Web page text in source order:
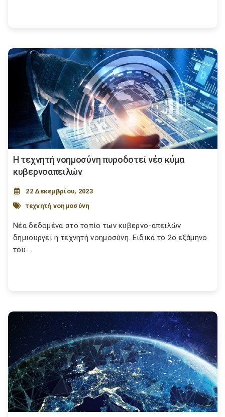
Η τεχνητή νοημοσύνη πυροδοτεί νέο κύμα
κυβερνοαπειλών
22 Δεκεμβρίου, 2023
τεχνητή νοημοσύνη
Νέα δεδομένα στο τοπίο των κυβερνο-απειλών
δημιουργεί η τεχνητή νοημοσύνη. Ειδικά το 2ο εξάμηνο
του...